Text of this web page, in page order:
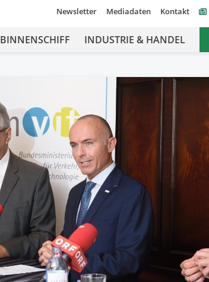
Newsletter Mediadaten Kontakt
BINNENSCHIFF INDUSTRIE & HANDEL